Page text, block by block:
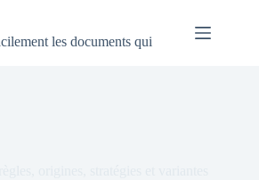
les documents qui